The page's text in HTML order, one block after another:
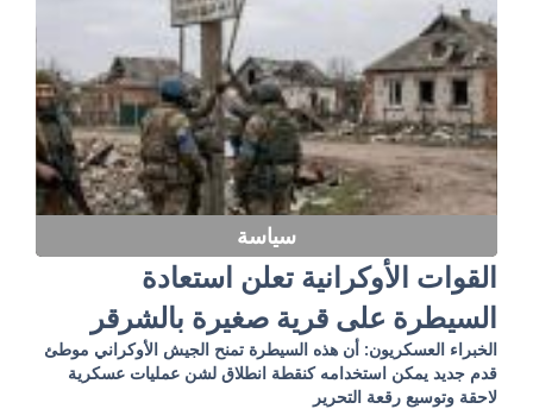
سياسة
القوات الأوكرانية تعلن استعادة
السيطرة على قرية صغيرة بالشرقر
الخبراء العسكريون: أن هذه السيطرة تمنح الجيش الأوكراني موطئ
قدم جديد يمكن استخدامه كنقطة انطلاق لشن عمليات عسكرية
لاحقة وتوسيع رقعة التحرير